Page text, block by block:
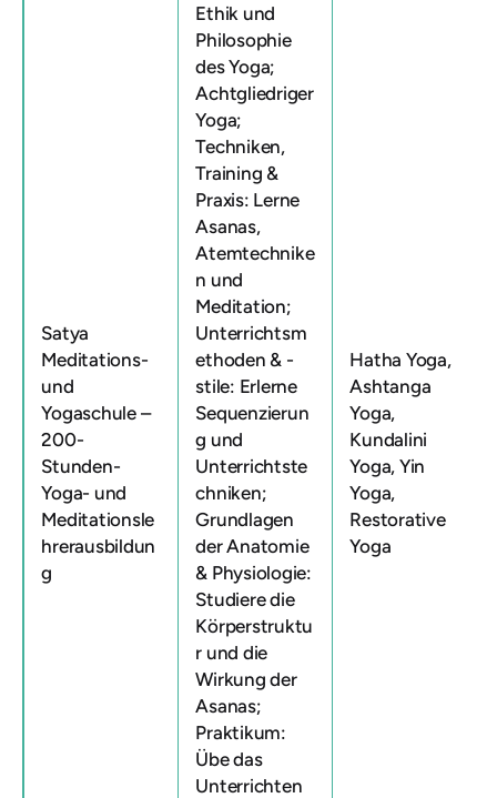
Satya
Meditations-
und
Yogaschule –
200-
Stunden-
Yoga- und
Meditationsle
hrerausbildun
g
Ethik und
Philosophie
des Yoga;
Achtgliedriger
Yoga;
Techniken,
Training &
Praxis: Lerne
Asanas,
Atemtechnike
n und
Meditation;
Unterrichtsm
ethoden & -
stile: Erlerne
Sequenzierun
g und
Unterrichtste
chniken;
Grundlagen
der Anatomie
& Physiologie:
Studiere die
Körperstruktu
r und die
Wirkung der
Asanas;
Praktikum:
Übe das
Unterrichten
Hatha Yoga,
Ashtanga
Yoga,
Kundalini
Yoga, Yin
Yoga,
Restorative
Yoga